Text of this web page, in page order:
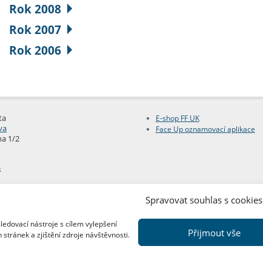
Spravovat souhlas s cookies
nástroje s cílem vylepšení
a zjištění zdroje návštěvnosti.
Přijmout vše
Rok 2008
Rok 2007
Rok 2006
1/2
E-shop FF UK
Face Up oznamovací aplikace